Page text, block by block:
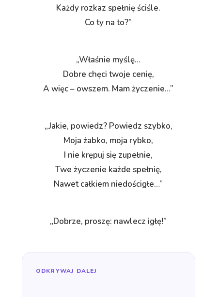
Każdy rozkaz spełnię ściśle.
Co ty na to?”
„Właśnie myślę…
Dobre chęci twoje cenię,
A więc – owszem. Mam życzenie…”
„Jakie, powiedz? Powiedz szybko,
Moja żabko, moja rybko,
I nie krępuj się zupełnie,
Twe życzenie każde spełnię,
Nawet całkiem niedościgłe…”
„Dobrze, proszę: nawlecz igłę!”
ODKRYWAJ DALEJ